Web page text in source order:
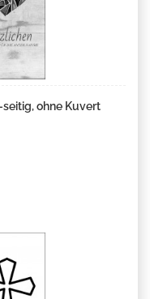
ohne Kuvert